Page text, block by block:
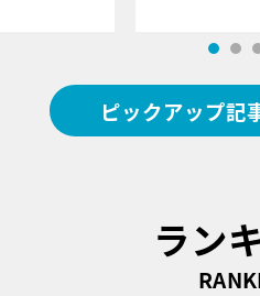
ピックアップ記
ラン